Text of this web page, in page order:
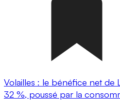
Volailles : le bénéfice net de
32 %, poussé par la